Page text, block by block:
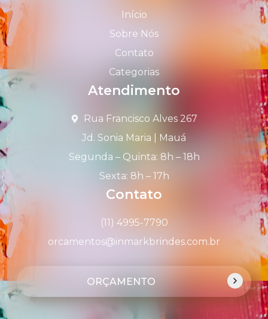
Início
Sobre Nós
Contato
Categorias
Atendimento
Rua Francisco Alves 267
Jd. Sonia Maria | Mauá
Segunda – Quinta: 8h – 18h
Sexta: 8h – 17h
Contato
(11) 4995-7790
orcamentos@inmarkbrindes.com.br
ORÇAMENTO